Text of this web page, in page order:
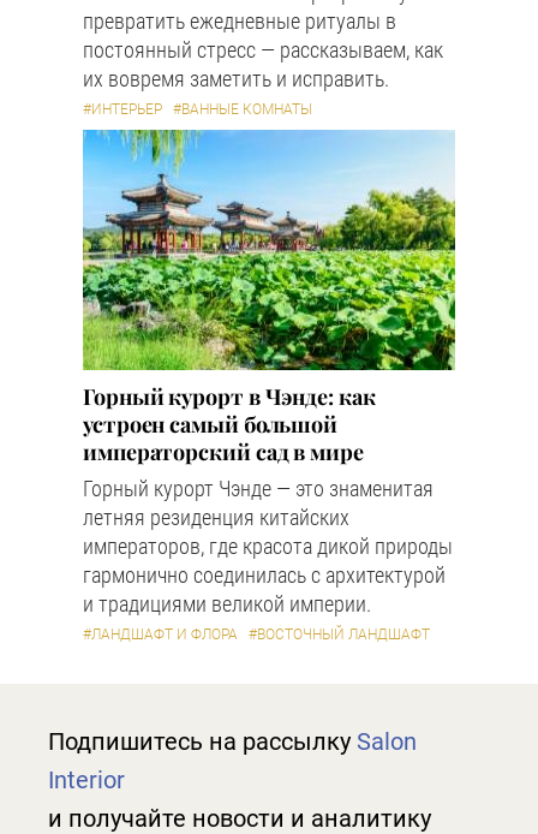
превратить ежедневные ритуалы в
постоянный стресс — рассказываем, как
их вовремя заметить и исправить.
#ИНТЕРЬЕР #ВАННЫЕ КОМНАТЫ
Горный курорт в Чэнде: как
устроен самый большой
императорский сад в мире
Горный курорт Чэнде — это знаменитая
летняя резиденция китайских
императоров, где красота дикой природы
гармонично соединилась с архитектурой
и традициями великой империи.
#ЛАНДШАФТ И ФЛОРА #ВОСТОЧНЫЙ ЛАНДШАФТ
Подпишитесь на рассылку Salon
Interior
и получайте новости и аналитику